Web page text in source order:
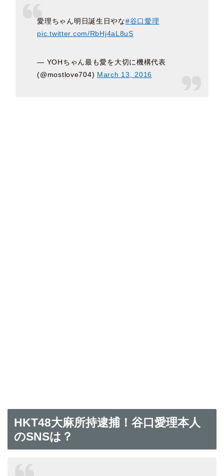
愛理ちゃん明日誕生日やな#谷口愛理
pic.twitter.com/RbHj4aL8uS
— YOHちゃん最も愛を大切に機構代表
(@mostlove704) March 13, 2016
HKT48大麻所持逮捕！谷口愛理本人
のSNSは？